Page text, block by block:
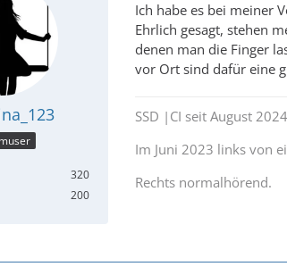
320
200
Ich habe es bei meiner
Ehrlich gesagt, stehen
denen man die Finger
vor Ort sind dafür eine
SSD |CI seit August
Im Juni 2023 links von
Rechts normalhörend.